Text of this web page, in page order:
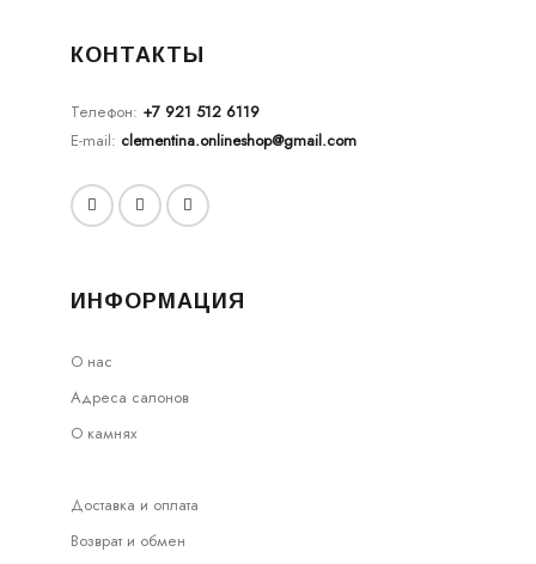
КОНТАКТЫ
Телефон: +7 921 512 6119
E-mail: clementina.onlineshop@gmail.com
ИНФОРМАЦИЯ
О нас
Адреса салонов
О камнях
Доставка и оплата
Возврат и обмен